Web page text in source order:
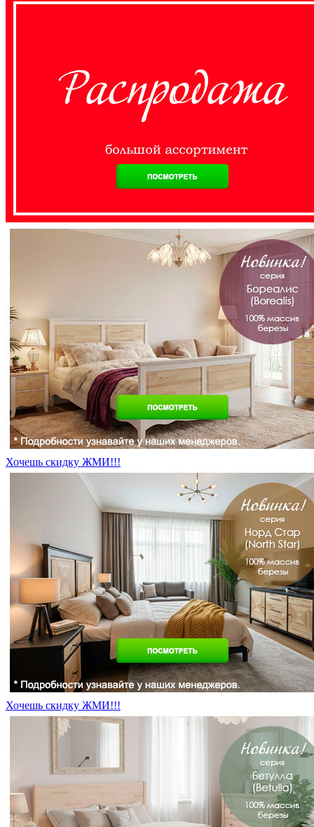
Хочешь скидку ЖМИ!!!
Хочешь скидку ЖМИ!!!